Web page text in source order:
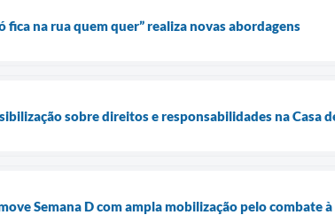
fica na rua quem quer” realiza novas abordagens
sobre direitos e responsabilidades na Casa
Semana D com ampla mobilização pelo combate